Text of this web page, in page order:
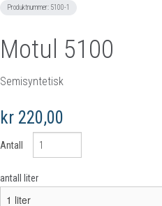
Produktnummer: 5100-1
Motul 5100
Semisyntetisk
kr 220,00
Antall
antall liter